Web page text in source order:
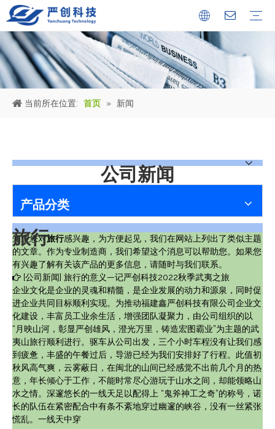
当前所在位置: 首页 » 新闻
公司新闻
产品分类
旅行
知道您对旅行感兴趣，为方便起见，我们在网站上列出了类似主题
的文章。作为专业制造商，我们希望这个消息可以帮助您。如果您
有兴趣了解有关该产品的更多信息，请随时与我们联系。
[公司新闻] 旅行的意义—记严创科技2022秋季武夷之旅
企业文化是企业的灵魂和精髓，是企业发展的动力和源泉，同时促
进企业共同目标顺利实现。为推动福建鑫严创科技有限公司企业文
化建设，丰富员工业余生活，增强团队凝聚力，由公司组织的以
“月映山河，彰显严创雄风，澄光万里，铸造宏图霸业”为主题的武
夷山旅行顺利进行。驱车从公司出发，三个小时车程没有让我们感
到疲惫，丰盛的午餐过后，导游已经为我们安排好了行程。此值初
秋风高气爽，云雾蔽日，在闽北的山间已经感觉不出前几个月的热
意，年长倾心于工作，不能时常尽心游玩于山水之间，却能领略山
水之情。深邃悠长的一线天足以配得上 “鬼斧神工之奇”的称号，诺
长的队伍在紧密配合中有条不紊地穿过幽邃的峡谷，没有一丝紧张
慌乱。一线天中穿